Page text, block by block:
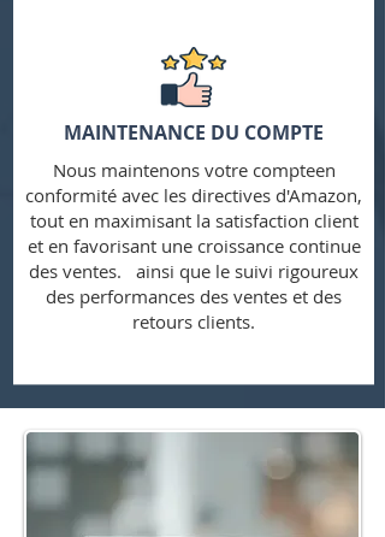
MAINTENANCE DU COMPTE
Nous maintenons votre compteen
conformité avec les directives d'Amazon,
tout en maximisant la satisfaction client
et en favorisant une croissance continue
des ventes. ainsi que le suivi rigoureux
des performances des ventes et des
retours clients.